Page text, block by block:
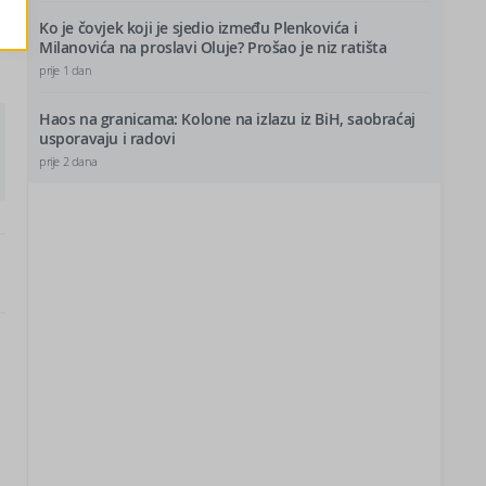
Ko je čovjek koji je sjedio između Plenkovića i
Milanovića na proslavi Oluje? Prošao je niz ratišta
prije 1 dan
Haos na granicama: Kolone na izlazu iz BiH, saobraćaj
usporavaju i radovi
prije 2 dana